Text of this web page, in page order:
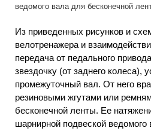
ведомого вала для бесконечной
Из приведенных рисунков и
велотренажера и
передача от педального
звездочку (от заднего колеса),
промежуточный вал. От него
резиновыми жгутами или
бесконечной ленты. Ее
шарнирной подвеской ведомого